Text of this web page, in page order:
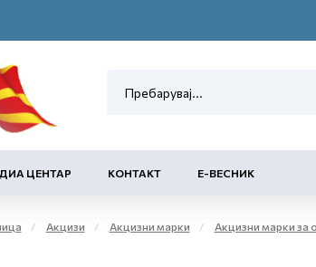
ЦЕНТАР КОНТАКТ Е-ВЕСНИК
Акцизи Акцизни марки Акцизни марки за обележување на жестоки